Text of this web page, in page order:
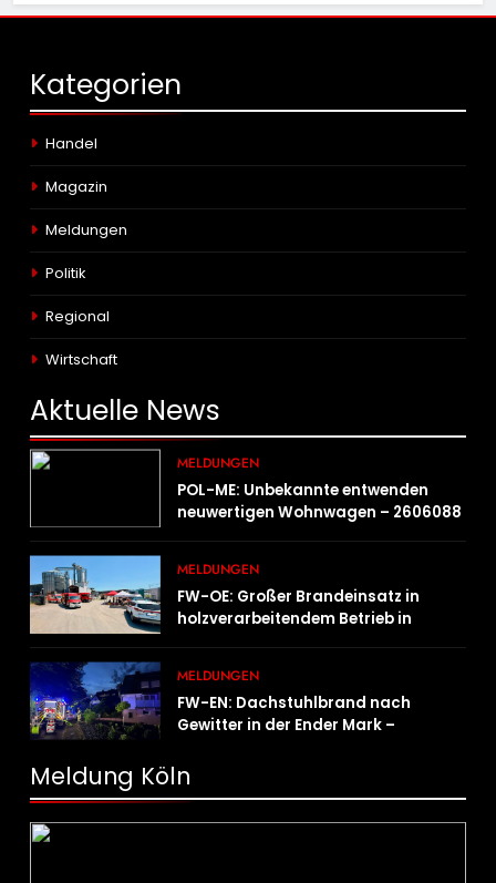
Kategorien
Handel
Magazin
Meldungen
Politik
Regional
Wirtschaft
Aktuelle News
MELDUNGEN
POL-ME: Unbekannte entwenden
neuwertigen Wohnwagen – 2606088
MELDUNGEN
FW-OE: Großer Brandeinsatz in
holzverarbeitendem Betrieb in
MELDUNGEN
FW-EN: Dachstuhlbrand nach
Gewitter in der Ender Mark –
Brandausbreitung
Meldung Köln